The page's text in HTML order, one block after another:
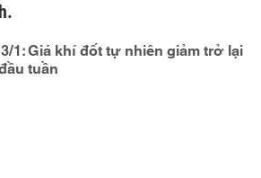
1: Giá khí đốt tự nhiên giảm trở lại
tuần